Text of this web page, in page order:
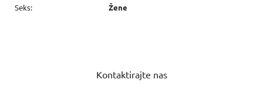
Seks: Žene
Kontaktirajte nas